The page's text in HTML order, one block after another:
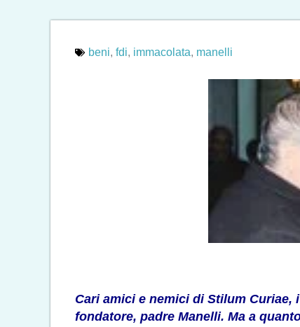
beni, fdi, immacolata, manelli
Cari amici e nemici di Stilum
fondatore, padre Manelli. Ma a